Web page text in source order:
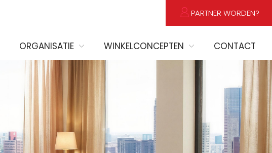
ORGANISATIE WINKELCONCEPTEN CONTACT
PARTNER WORDEN?